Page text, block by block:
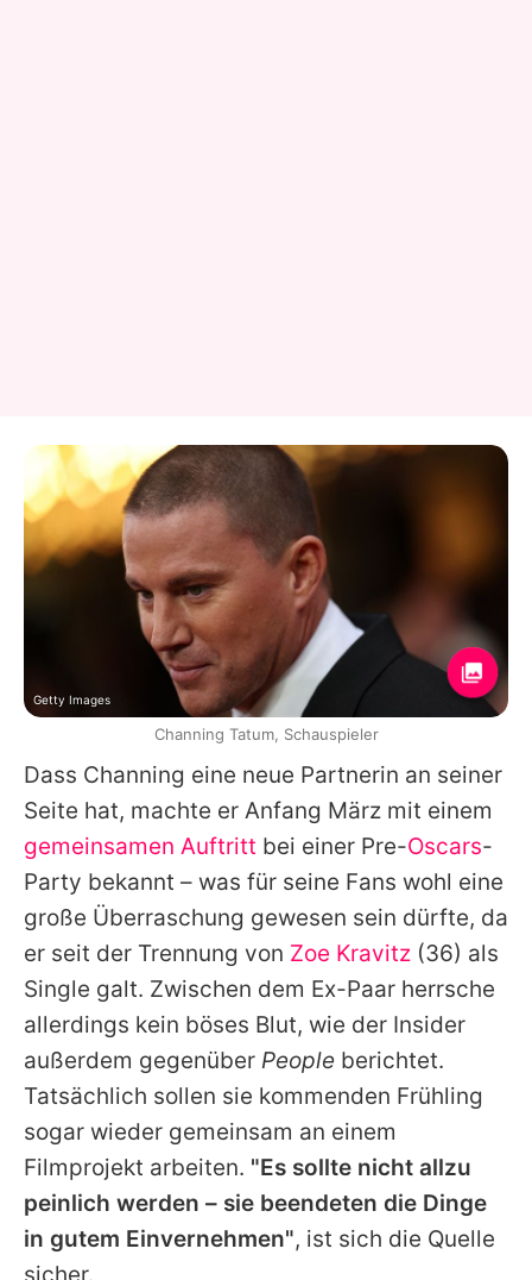
Dass Channing eine neue Partnerin an seiner
Seite hat, machte er Anfang März mit einem
gemeinsamen Auftritt bei einer Pre-Oscars-
Party bekannt – was für seine Fans wohl eine
große Überraschung gewesen sein dürfte, da
er seit der Trennung von Zoe Kravitz (36) als
Single galt. Zwischen dem Ex-Paar herrsche
allerdings kein böses Blut, wie der Insider
außerdem gegenüber People berichtet.
Tatsächlich sollen sie kommenden Frühling
sogar wieder gemeinsam an einem
Filmprojekt arbeiten. "Es sollte nicht allzu
peinlich werden – sie beendeten die Dinge
in gutem Einvernehmen", ist sich die Quelle
Getty Images
Channing Tatum, Schauspieler